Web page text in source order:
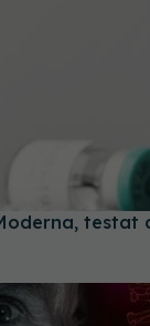
testat